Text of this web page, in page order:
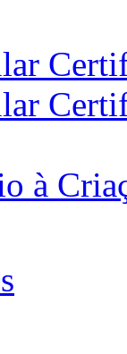
à